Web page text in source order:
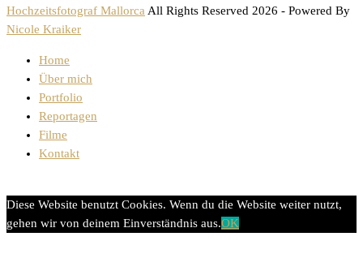
Hochzeitsfotograf MallorcaAll Rights Reserved 2026 - Powered By
Nicole Kraiker
Home
Über mich
Portfolio
Reportagen
Filme
Kontakt
Diese Website benutzt Cookies. Wenn du die Website weiter nutzt,
gehen wir von deinem Einverständnis aus.OK